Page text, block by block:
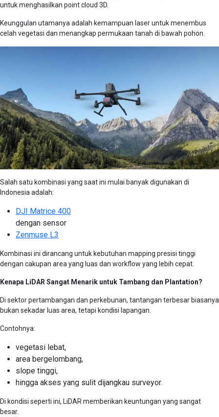
untuk menghasilkan point cloud 3D.
Keunggulan utamanya adalah kemampuan laser untuk menembus
celah vegetasi dan menangkap permukaan tanah di bawah pohon.
Salah satu kombinasi yang saat ini mulai banyak digunakan di
Indonesia adalah:
DJI Matrice 400
dengan sensor
Zenmuse L3
Kombinasi ini dirancang untuk kebutuhan mapping presisi tinggi
dengan cakupan area yang luas dan workflow yang lebih cepat.
Kenapa LiDAR Sangat Menarik untuk Tambang dan Plantation?
Di sektor pertambangan dan perkebunan, tantangan terbesar biasanya
bukan sekadar luas area, tetapi kondisi lapangan.
Contohnya:
vegetasi lebat,
area bergelombang,
slope tinggi,
hingga akses yang sulit dijangkau surveyor.
Di kondisi seperti ini, LiDAR memberikan keuntungan yang sangat
besar.